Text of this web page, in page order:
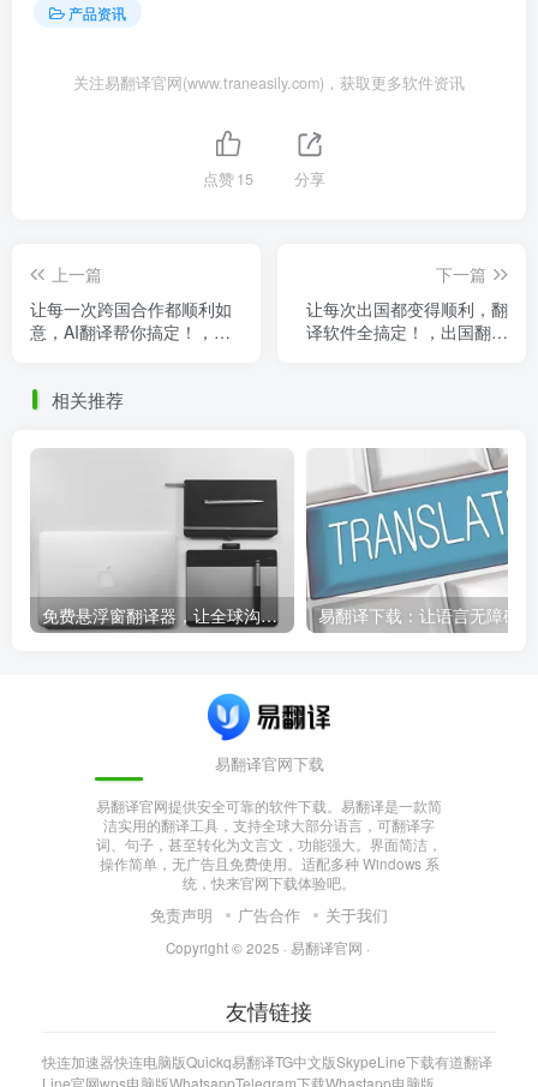
产品资讯
关注易翻译官网(www.traneasily.com)，获取更多软件资讯
点赞15 分享
上一篇
让每一次跨国合作都顺利如
意，AI翻译帮你搞定！，跨
下一篇
让每次出国都变得顺利，翻
译软件全搞定！，出国翻译
相关推荐
免费悬浮窗翻译器，让全球沟通无障碍！
易翻译官网下载
易翻译官网提供安全可靠的软件下载。易翻译是一款简
洁实用的翻译工具，支持全球大部分语言，可翻译字
词、句子，甚至转化为文言文，功能强大。界面简洁，
操作简单，无广告且免费使用。适配多种 Windows 系
统，快来官网下载体验吧。
免责声明 广告合作 关于我们
Copyright © 2025 · 易翻译官网 ·
友情链接
快连加速器快连电脑版Quickq易翻译TG中文版SkypeLine下载有道翻译
Line官网wps电脑版WhatsappTelegram下载Whastapp电脑版